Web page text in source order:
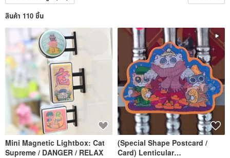
สินค้า 110 ชิ้น
Mini Magnetic Lightbox: Cat
Supreme / DANGER / RELAX
(Special Shape Postcard /
Card) Lenticular